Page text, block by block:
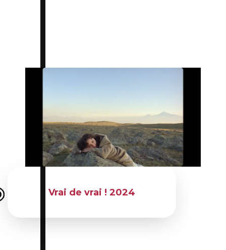
Du 03 avril 2024 au 07 avril 2024
Vrai de vrai ! 2024